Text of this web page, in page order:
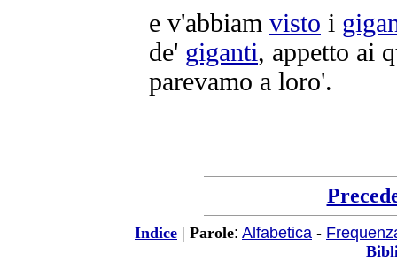
e v'abbiam visto i
de' giganti, appetto ai
parevamo a loro'.
Indice | Parole: Alfabetica -